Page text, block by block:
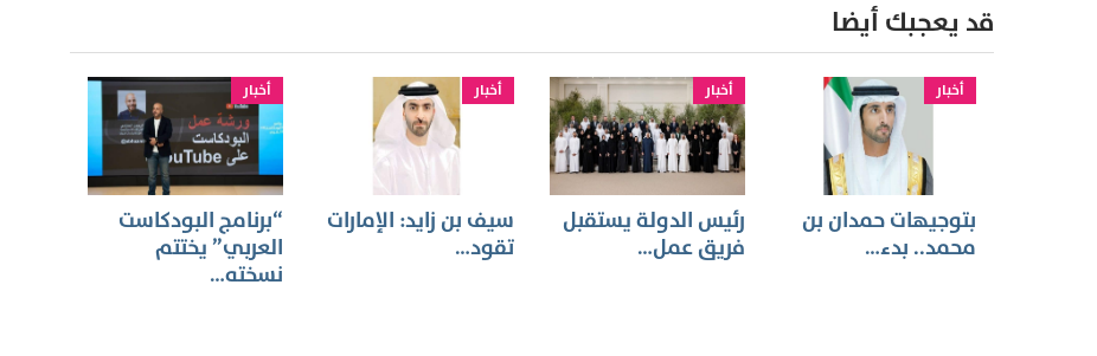
قد يعجبك أيضا
أخبار
بتوجيهات حمدان بن
محمد.. بدء…
أخبار
رئيس الدولة يستقبل
فريق عمل…
أخبار
سيف بن زايد: الإمارات
تقود…
أخبار
“برنامج البودكاست
العربي” يختتم
نسخته…